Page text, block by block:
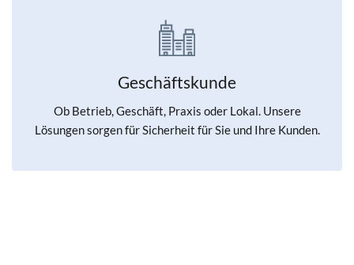
Geschäftskunde
Ob Betrieb, Geschäft, Praxis oder Lokal. Unsere
Lösungen sorgen für Sicherheit für Sie und Ihre Kunden.